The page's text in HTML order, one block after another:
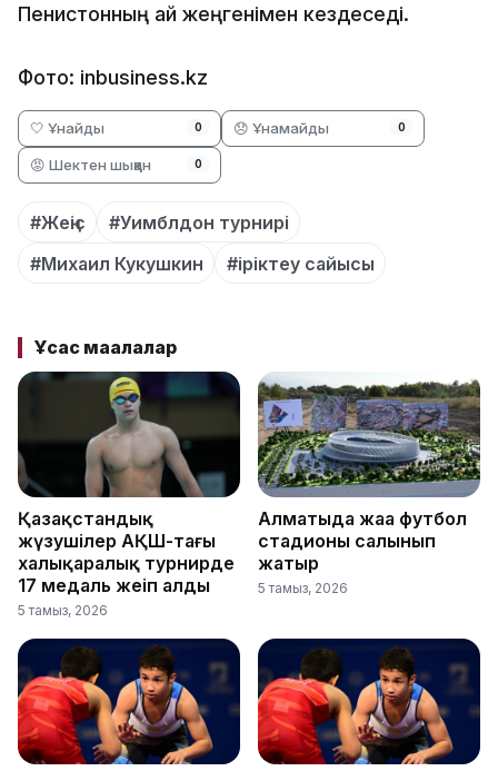
Пенистонның қай жеңгенімен кездеседі.
Фото: inbusiness.kz
🤍 Ұнайды 0 😞 Ұнамайды 0
😡 Шектен шыққан 0
#Жеңіс
#Уимблдон турнирі
#Михаил Кукушкин
#іріктеу сайысы
Ұқсас мақалалар
Қазақстандық
жүзушілер АҚШ-тағы
халықаралық турнирде
17 медаль жеңіп алды
5 тамыз, 2026
Алматыда жаңа футбол
стадионы салынып
жатыр
5 тамыз, 2026